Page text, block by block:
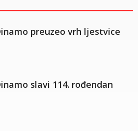
preuzeo vrh ljestvice
slavi 114. rođendan